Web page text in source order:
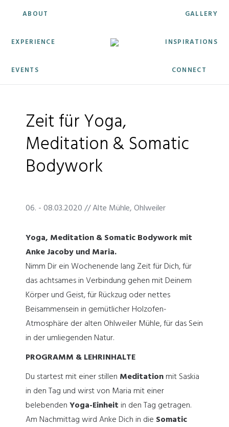
ABOUT
EXPERIENCE
EVENTS
GALLERY
INSPIRATIONS
CONNECT
Zeit für Yoga,
Meditation & Somatic
Bodywork
06. - 08.03.2020 // Alte Mühle, Ohlweiler
Yoga, Meditation & Somatic Bodywork mit
Anke Jacoby und Maria.
Nimm Dir ein Wochenende lang Zeit für Dich, für
das achtsames in Verbindung gehen mit Deinem
Körper und Geist, für Rückzug oder nettes
Beisammensein in gemütlicher Holzofen-
Atmosphäre der alten Ohlweiler Mühle, für das Sein
in der umliegenden Natur.
PROGRAMM & LEHRINHALTE
Du startest mit einer stillen Meditationmit Saskia
in den Tag und wirst von Maria mit einer
belebendenYoga-Einheit in den Tag getragen.
Am Nachmittag wird Anke Dich in die Somatic